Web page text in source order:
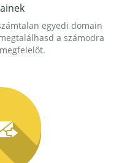
egyedi domain
a számodra